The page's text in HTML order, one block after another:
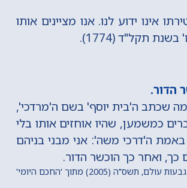
נפטר בשנת תקנ"ט (1799). יום פטירתו אינו ידוע לנו. אנו מציינים אותו
תקל"ד (1774).
הדור.
שכתב ה'בית יוסף' בשם ה'מרדכי',
כמשמען, שהיו אוחזים אותו בלי
ה'דרכי משה': אני מבני בניהם
כך, ואחר כך הוכשר הדור.
(2005) מתוך 'החכם היומי'